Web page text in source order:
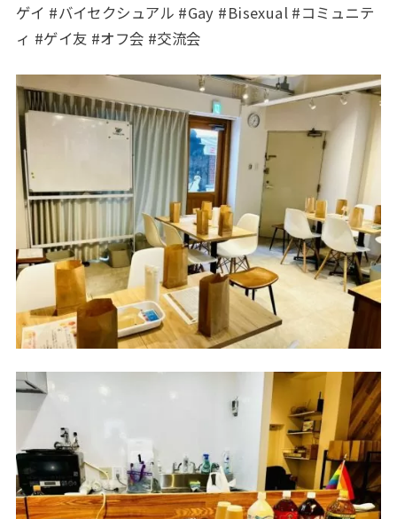
ゲイ #バイセクシュアル #Gay #Bisexual #コミュニテ
ィ #ゲイ友 #オフ会 #交流会